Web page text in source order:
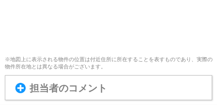
※地図上に表示される物件の位置は付近住所に所在することを表すものであり、実際の
物件所在地とは異なる場合がございます。
担当者のコメント